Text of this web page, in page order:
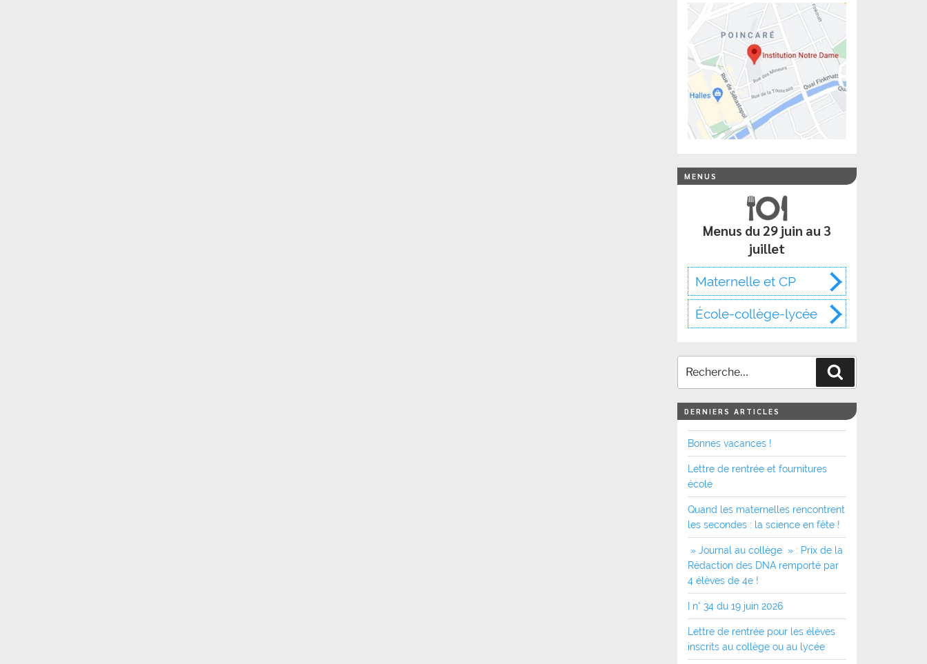
MENUS
Menus du 29 juin au 3
juillet
Maternelle et CP
École-collège-lycée
DERNIERS ARTICLES
Bonnes vacances !
Lettre de rentrée et fournitures
école
Quand les maternelles rencontrent
les secondes : la science en fête !
» Journal au collège » : Prix de la
Rédaction des DNA remporté par
4 élèves de 4e !
I n° 34 du 19 juin 2026
Lettre de rentrée pour les élèves
inscrits au collège ou au lycée